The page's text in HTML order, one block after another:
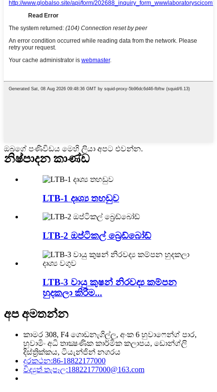
ඔබගේ පණිවිඩය මෙහි ලියා අපට එවන්න.
නිෂ්පාදන කාණ්ඩ
LTB-1 දෘශ්‍ය තහඩුව
LTB-2 ඔප්ටිකල් බ්‍රෙඩ්බෝඩ්
LTB-3 වායු කුෂන් නිරවද්‍ය කම්පන
හුදකලා කිරීම...
අප අමතන්න
කාමර 308, F4 ගොඩනැගිල්ල, අංක 6 හුවාෆෙන්ග් පාර,
හුවාමිං අධි තාක්‍ෂණික කාර්මික කලාපය, ඩොන්ග්ලි
දිස්ත්‍රික්කය, ටියැන්ජින් නගරය
දුරකථන:86-18822177000
විද්‍යුත් තැපෑල:18822177000@163.com